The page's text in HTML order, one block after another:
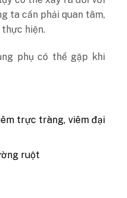
ta cần phải quan tâm,
hiện.
phụ có thể gặp khi
trực tràng, viêm đại
ruột